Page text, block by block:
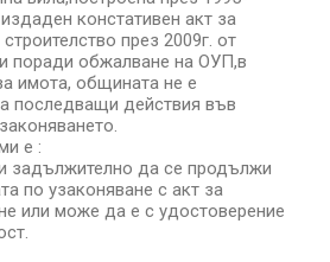
констативен акт за
през 2009г. от
поради обжалване на ОУП,в
имота, общината не е
последващи действия във
е :
задължително да се продължи
по узаконяване с акт за
или може да е с удостоверение